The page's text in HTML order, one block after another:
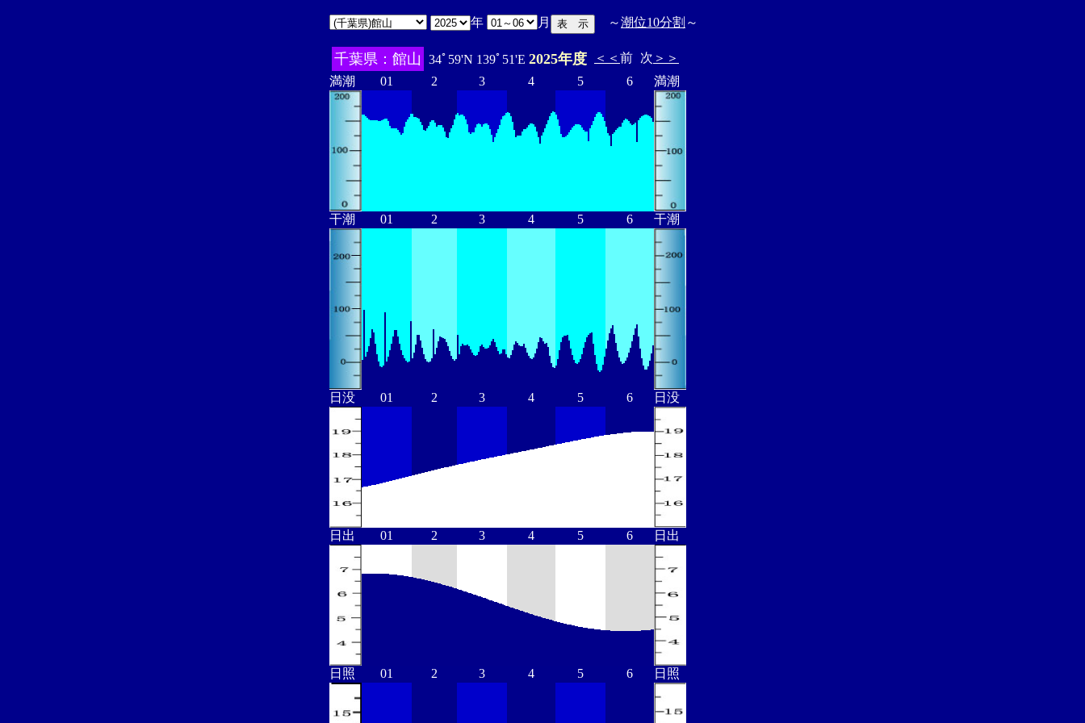
年 月 ～潮位10分割 ～
千葉県：館山 34ﾟ59'N 139ﾟ51'E 2025年度 ＜＜ 前 次 ＞＞
満潮
01 2 3 4 5 6 満潮
干潮 01 2 3 4 5 6 干潮
日没 01 2 3 4 5 6 日没
日出 01 2 3 4 5 6 日出
日照 01 2 3 4 5 6 日照